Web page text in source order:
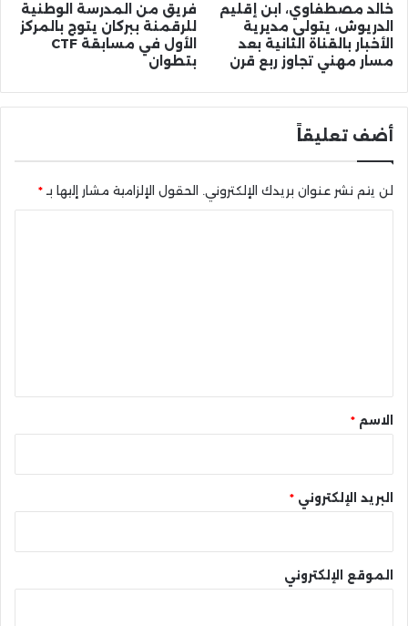
خالد مصطفاوي، ابن إقليم
الدريوش، يتولى مديرية
الأخبار بالقناة الثانية بعد
مسار مهني تجاوز ربع قرن
فريق من المدرسة الوطنية
للرقمنة ببركان يتوج بالمركز
الأول في مسابقة CTF
بتطوان
أضف تعليقاً
لن يتم نشر عنوان بريدك الإلكتروني. الحقول الإلزامية مشار إليها بـ*
* الاسم *
البريد الإلكتروني *
الموقع الإلكتروني